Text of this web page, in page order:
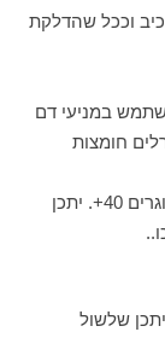
כיב וככל שהדלקת
נשתמש במניעי דם
חומצות
· באופן כללי ההתפתחות הדרגתית, מופיע במבוגרים 40+. יתכן
שלשול